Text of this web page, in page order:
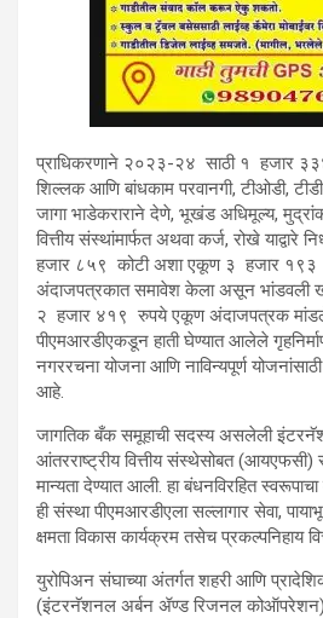
प्राधिकरणाने २०२३-२४ साठी १ हजार
शिल्लक आणि बांधकाम परवानगी, टीओडी,
जागा भाडेकराराने देणे, भूखंड अधिमूल्य,
वित्तीय संस्थांमार्फत अथवा कर्ज, रोखे याद्वारे
हजार ८५९ कोटी अशा एकूण ३ हजार १९३
अंदाजपत्रकात समावेश केला असून भांडवली
२ हजार ४१९ रुपये एकूण अंदाजपत्रक
पीएमआरडीएकडून हाती घेण्यात आलेले
नगररचना योजना आणि नाविन्यपूर्ण
आहे.
जागतिक बँक समूहाची सदस्य असलेली
आंतरराष्ट्रीय वित्तीय संस्थेसोबत
मान्यता देण्यात आली. हा बंधनविरहित
ही संस्था पीएमआरडीएला सल्लागार सेवा,
क्षमता विकास कार्यक्रम तसेच प्रकल्पनिहाय
युरोपिअन संघाच्या अंतर्गत शहरी आणि
(इंटरनॅशनल अर्बन ॲण्ड रिजनल कोऑपरेशन)